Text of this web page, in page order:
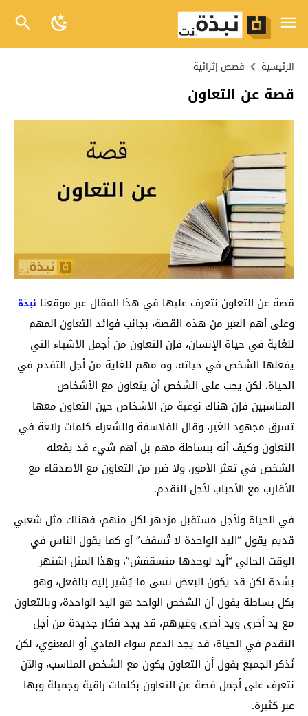
الرئيسية قصص إثرائية
قصة عن التعاون
قصة عن التعاون نتعرف عليها في هذا المقال عبر موقعنا نبذة
وعلى أهم العبر من هذه القصة، بجانب فوائد التعاون المهم
للغاية في حياة الإنسان، فإن التعاون من أجمل الأشياء التي
يفعلها الشخص في حياته، وه مهم للغاية من أجل التقدم في
الحياة، لكن يجب على الشخص أن يتعاون مع الأشخاص
المناسبين فإن هناك نوعية من الأشخاص حين التعاون معها
تسرق مجهود الغير، وقال الفلاسفة والشعراء كلمات رائعة في
التعاون وكيف أنه ببساطة مهم بل أهم شيء قد يفعله
الشخص في تعثر الأمور، ولا ضرر من التعاون مع الأصدقاء مع
الأقارب مع الأحباب لأجل التقدم.
في الحياة ولأجل مستقبل مزدهر لكل منهم، فهناك مثل شعبي
قديم يقول “اليد الواحدة لا تُسقف” أو كما يقول الناس في
الوقت الحالي “أيد لوحدها متسقفش”، وهذا المثل اشتهر
بشدة لكن قد يكون البعض نسى ما يُشير إليه بالفعل، وهو
بكل بساطة يقول أن الشخص الواحد هو اليد الواحدة، وبالتعاون
مع يد أخرى ويد أخرى وغيرهم، قد يجد فكار جديدة من أجل
التقدم في الحياة، قد يجد الدعم سواء المادي أو المعنوي، لكن
نُذكر الجميع بقول أن التعاون يكون مع الشخص المناسب، والآن
نتعرف على أجمل قصة عن التعاون بكلمات راقية وجميلة وبها
عبر كثيرة.